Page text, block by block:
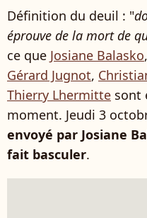
Définition du deuil : "
éprouve de la mort de
ce que Josiane Balasko,
Gérard Jugnot,
Thierry Lhermitte sont
moment. Jeudi 3
envoyé par Josiane
fait basculer.